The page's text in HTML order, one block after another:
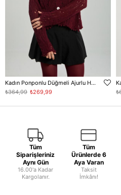
Kadın Ponponlu Düğmeli Ajurlu Hırka - Bordo
₺269,99
₺364,99
Tüm
Siparişleriniz
Aynı Gün
16.00'a Kadar
Kargolanır.
Tüm
Ürünlerde 6
Aya Varan
Taksit
İmkânı!